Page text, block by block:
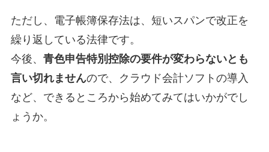
ただし、電子帳簿保存法は、短いスパンで改正を
繰り返している法律です。
今後、 ⻘⾊申告特別控除の要件が変わらないとも
言い切れませんので、クラウド会計ソフトの導入
など、できるところから始めてみてはいかがでし
ょうか。